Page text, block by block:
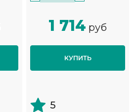
1 714 руб
КУПИТЬ
5